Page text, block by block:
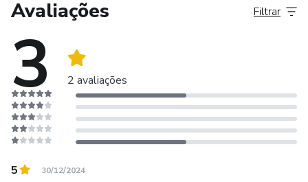
Avaliações
3 2 avaliações
Filtrar
5 30/12/2024